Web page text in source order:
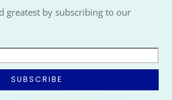
greatest by subscribing to our